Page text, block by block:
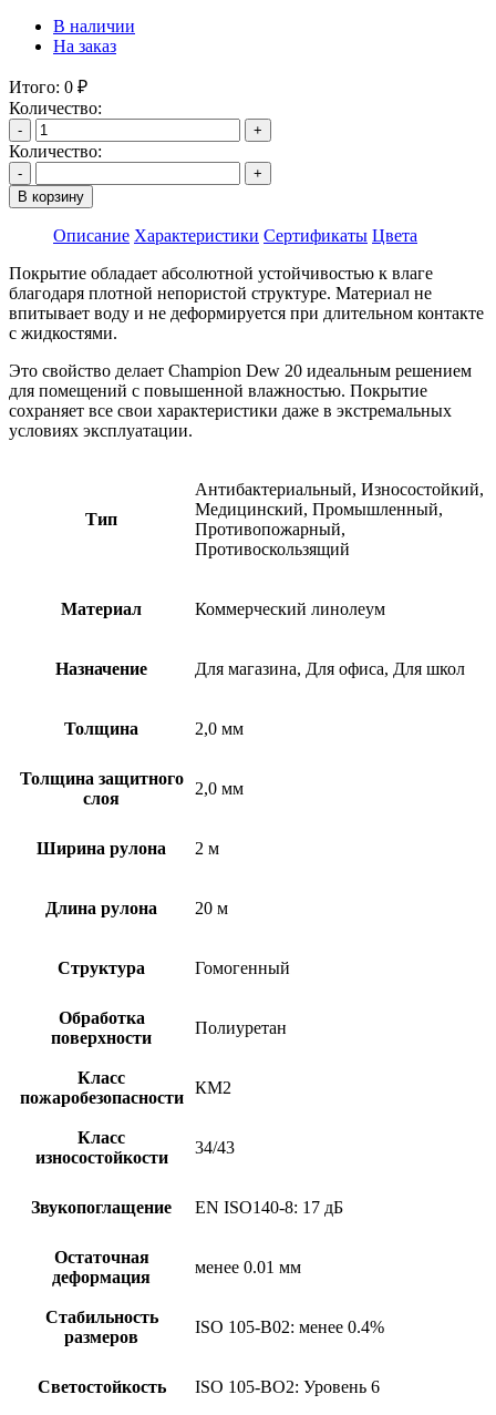
В наличии
На заказ
Итого: 0 ₽
Количество:
- +
Количество:
-
+
В корзину
Описание Характеристики Сертификаты Цвета
Покрытие обладает абсолютной устойчивостью к влаге
благодаря плотной непористой структуре. Материал не
впитывает воду и не деформируется при длительном контакте
с жидкостями.
Это свойство делает Champion Dew 20 идеальным решением
для помещений с повышенной влажностью. Покрытие
сохраняет все свои характеристики даже в экстремальных
условиях эксплуатации.
Тип
Антибактериальный, Износостойкий,
Медицинский, Промышленный,
Противопожарный,
Противоскользящий
Материал Коммерческий линолеум
Назначение Для магазина, Для офиса, Для школ
Толщина 2,0 мм
Толщина защитного
слоя
2,0 мм
Ширина рулона 2 м
Длина рулона 20 м
Структура Гомогенный
Обработка
поверхности
Полиуретан
Класс
пожаробезопасности
КМ2
Класс
износостойкости
34/43
Звукопоглащение EN ISO140-8: 17 дБ
Остаточная
деформация
менее 0.01 мм
Стабильность
размеров
ISO 105-B02: менее 0.4%
Светостойкость ISO 105-BO2: Уровень 6